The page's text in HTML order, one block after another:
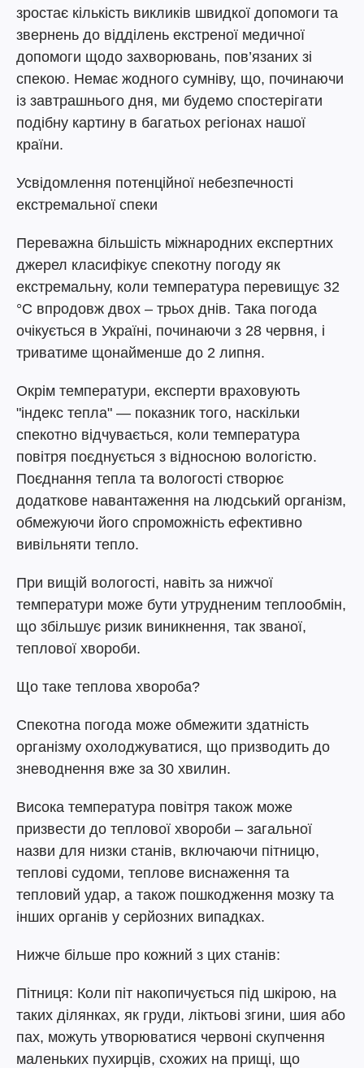
зростає кількість викликів швидкої допомоги та
звернень до відділень екстреної медичної
допомоги щодо захворювань, пов’язаних зі
спекою. Немає жодного сумніву, що, починаючи
із завтрашнього дня, ми будемо спостерігати
подібну картину в багатьох регіонах нашої
країни.
Усвідомлення потенційної небезпечності
екстремальної спеки
Переважна більшість міжнародних експертних
джерел класифікує спекотну погоду як
екстремальну, коли температура перевищує 32
°C впродовж двох – трьох днів. Така погода
очікується в Україні, починаючи з 28 червня, і
триватиме щонайменше до 2 липня.
Окрім температури, експерти враховують
"індекс тепла" — показник того, наскільки
спекотно відчувається, коли температура
повітря поєднується з відносною вологістю.
Поєднання тепла та вологості створює
додаткове навантаження на людський організм,
обмежуючи його спроможність ефективно
вивільняти тепло.
При вищій вологості, навіть за нижчої
температури може бути утрудненим теплообмін,
що збільшує ризик виникнення, так званої,
теплової хвороби.
Що таке теплова хвороба?
Спекотна погода може обмежити здатність
організму охолоджуватися, що призводить до
зневоднення вже за 30 хвилин.
Висока температура повітря також може
призвести до теплової хвороби – загальної
назви для низки станів, включаючи пітницю,
теплові судоми, теплове виснаження та
тепловий удар, а також пошкодження мозку та
інших органів у серйозних випадках.
Нижче більше про кожний з цих станів:
Пітниця: Коли піт накопичується під шкірою, на
таких ділянках, як груди, ліктьові згини, шия або
пах, можуть утворюватися червоні скупчення
маленьких пухирців, схожих на прищі, що